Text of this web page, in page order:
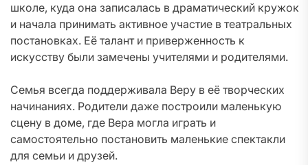
школе, куда она записалась в драматический кружок
и начала принимать активное участие в театральных
постановках. Её талант и приверженность к
искусству были замечены учителями и родителями.
Семья всегда поддерживала Веру в её творческих
начинаниях. Родители даже построили маленькую
сцену в доме, где Вера могла играть и
самостоятельно постановить маленькие спектакли
для семьи и друзей.